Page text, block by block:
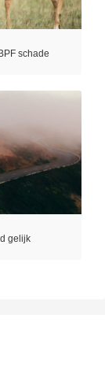
schade
gelijk